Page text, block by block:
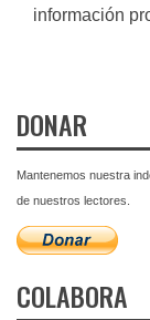
información
DONAR
Mantenemos nuestra
de nuestros lectores.
COLABORA